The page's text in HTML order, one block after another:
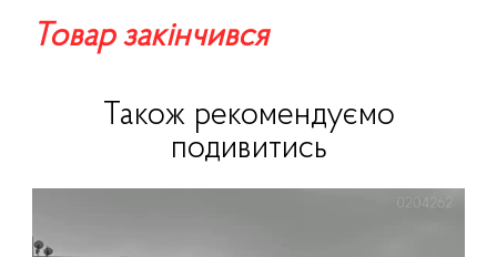
Товар закінчився
Також рекомендуємо
подивитись